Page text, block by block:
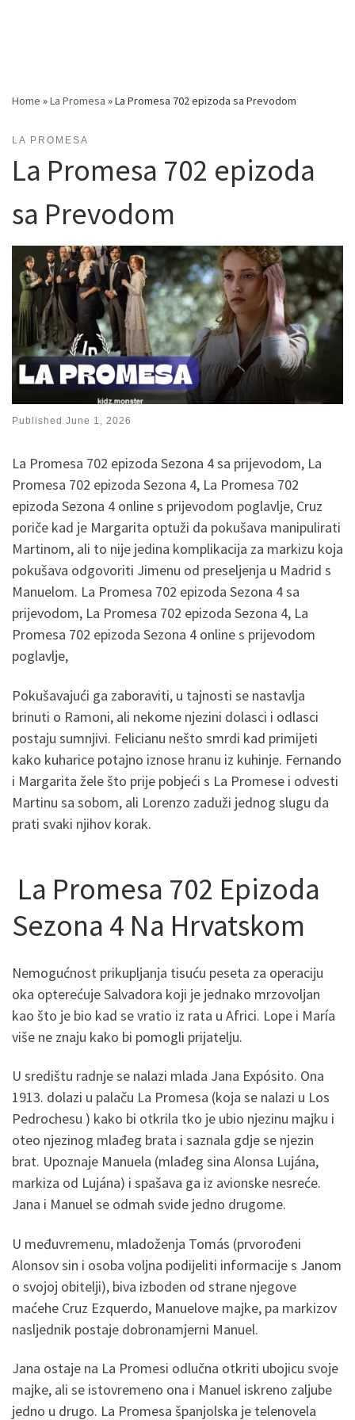
Home »La Promesa »La Promesa 702 epizoda sa Prevodom
LA PROMESA
La Promesa 702 epizoda
sa Prevodom
Published June 1, 2026
La Promesa 702 epizoda Sezona 4 sa prijevodom, La
Promesa 702 epizoda Sezona 4, La Promesa 702
epizoda Sezona 4 online s prijevodom poglavlje, Cruz
poriče kad je Margarita optuži da pokušava manipulirati
Martinom, ali to nije jedina komplikacija za markizu koja
pokušava odgovoriti Jimenu od preseljenja u Madrid s
Manuelom. La Promesa 702 epizoda Sezona 4 sa
prijevodom, La Promesa 702 epizoda Sezona 4, La
Promesa 702 epizoda Sezona 4 online s prijevodom
poglavlje,
Pokušavajući ga zaboraviti, u tajnosti se nastavlja
brinuti o Ramoni, ali nekome njezini dolasci i odlasci
postaju sumnjivi. Felicianu nešto smrdi kad primijeti
kako kuharice potajno iznose hranu iz kuhinje. Fernando
i Margarita žele što prije pobjeći s La Promese i odvesti
Martinu sa sobom, ali Lorenzo zaduži jednog slugu da
prati svaki njihov korak.
La Promesa 702 Epizoda
Sezona 4 Na Hrvatskom
Nemogućnost prikupljanja tisuću peseta za operaciju
oka opterećuje Salvadora koji je jednako mrzovoljan
kao što je bio kad se vratio iz rata u Africi. Lope i María
više ne znaju kako bi pomogli prijatelju.
U središtu radnje se nalazi mlada Jana Expósito. Ona
1913. dolazi u palaču La Promesa (koja se nalazi u Los
Pedrochesu ) kako bi otkrila tko je ubio njezinu majku i
oteo njezinog mlađeg brata i saznala gdje se njezin
brat. Upoznaje Manuela (mlađeg sina Alonsa Lujána,
markiza od Lujána) i spašava ga iz avionske nesreće.
Jana i Manuel se odmah svide jedno drugome.
U međuvremenu, mladoženja Tomás (prvorođeni
Alonsov sin i osoba voljna podijeliti informacije s Janom
o svojoj obitelji), biva izboden od strane njegove
maćehe Cruz Ezquerdo, Manuelove majke, pa markizov
nasljednik postaje dobronamjerni Manuel.
Jana ostaje na La Promesi odlučna otkriti ubojicu svoje
majke, ali se istovremeno ona i Manuel iskreno zaljube
jedno u drugo. La Promesa španjolska je telenovela